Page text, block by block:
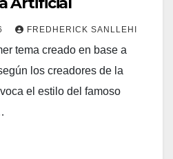
FREDHERICK SANLLEHI
tema creado en base a
los creadores de la
el estilo del famoso